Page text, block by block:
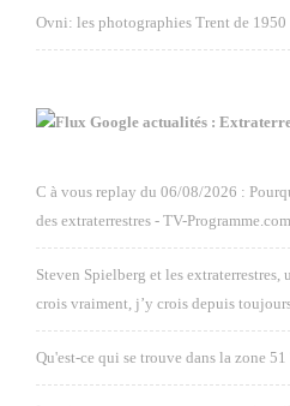
Ovni: les photographies Trent de 1950
Google actualités :
C à vous replay du 06/08/2026 :
des extraterrestres - TV-Programme.com
Steven Spielberg et les extraterrestres,
crois vraiment, j’y crois depuis
Qu'est-ce qui se trouve dans la zone